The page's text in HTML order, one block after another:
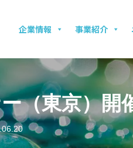
企業情報 事業紹介
（東京）開